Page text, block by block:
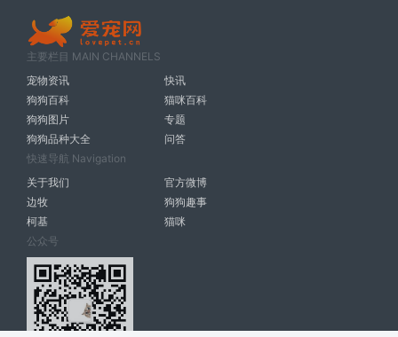
主要栏目 MAIN CHANNELS
宠物资讯
快讯
狗狗百科
猫咪百科
狗狗图片
专题
狗狗品种大全
问答
快速导航 Navigation
关于我们
官方微博
边牧
狗狗趣事
柯基
猫咪
公众号